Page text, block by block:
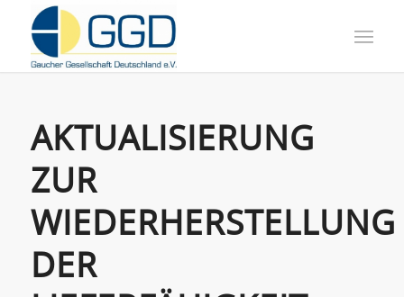
AKTUALISIERUNG
ZUR
WIEDERHERSTELLUNG
DER